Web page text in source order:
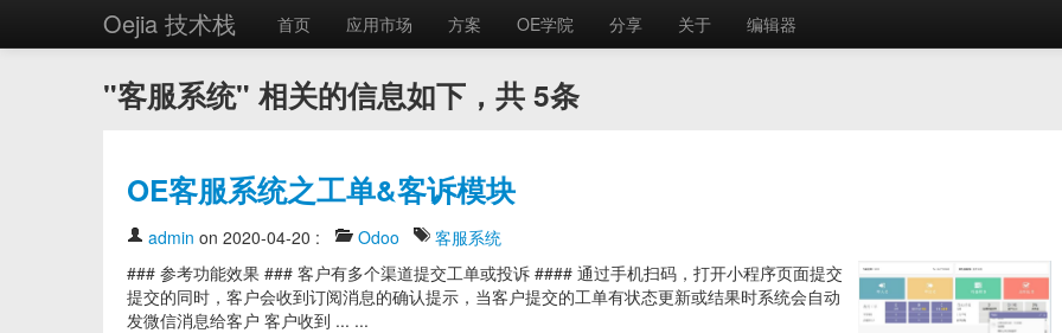
Oejia 技术栈 首页 应用市场 方案 OE学院 分享 关于 编辑器
"客服系统" 相关的信息如下，共 5条
OE客服系统之工单&客诉模块
admin on 2020-04-20 : Odoo
客服系统
### 参考功能效果 ### 客户有多个渠道提交工单或投诉 #### 通过手机扫码，打开小程序页面提交
提交的同时，客户会收到订阅消息的确认提示，当客户提交的工单有状态更新或结果时系统会自动
发微信消息给客户 客户收到 ... ...